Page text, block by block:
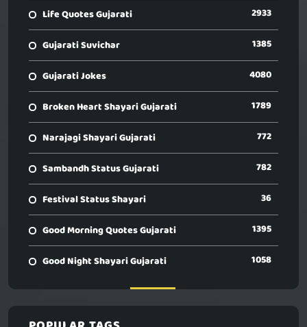
Life Quotes Gujarati 2933
Gujarati Suvichar 1385
Gujarati Jokes 4080
Broken Heart Shayari Gujarati 1789
Narajagi Shayari Gujarati 772
Sambandh Status Gujarati 782
Festival Status Shayari 36
Good Morning Quotes Gujarati 1395
Good Night Shayari Gujarati 1058